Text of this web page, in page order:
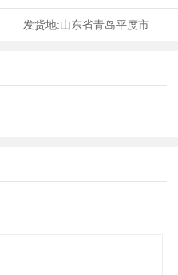
发货地:山东省青岛平度市